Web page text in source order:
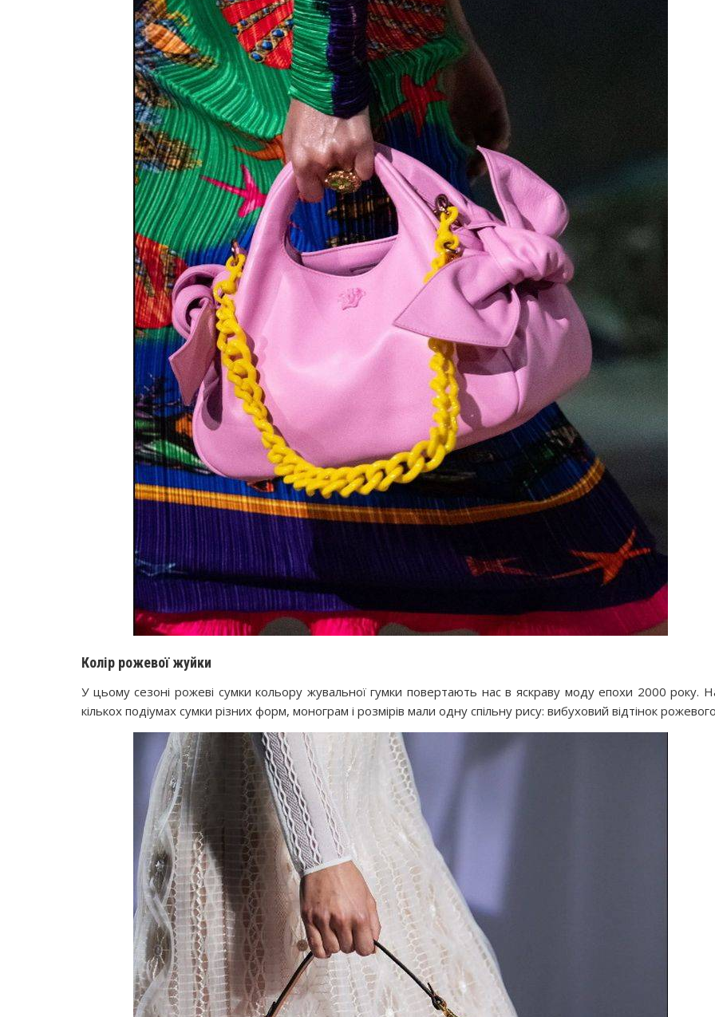
Колір рожевої жуйки
У цьому сезоні рожеві сумки кольору жувальної гумки повертають нас в яскраву моду епохи 2000 року.
кількох подіумах сумки різних форм, монограм і розмірів мали одну спільну рису: вибуховий відтінок